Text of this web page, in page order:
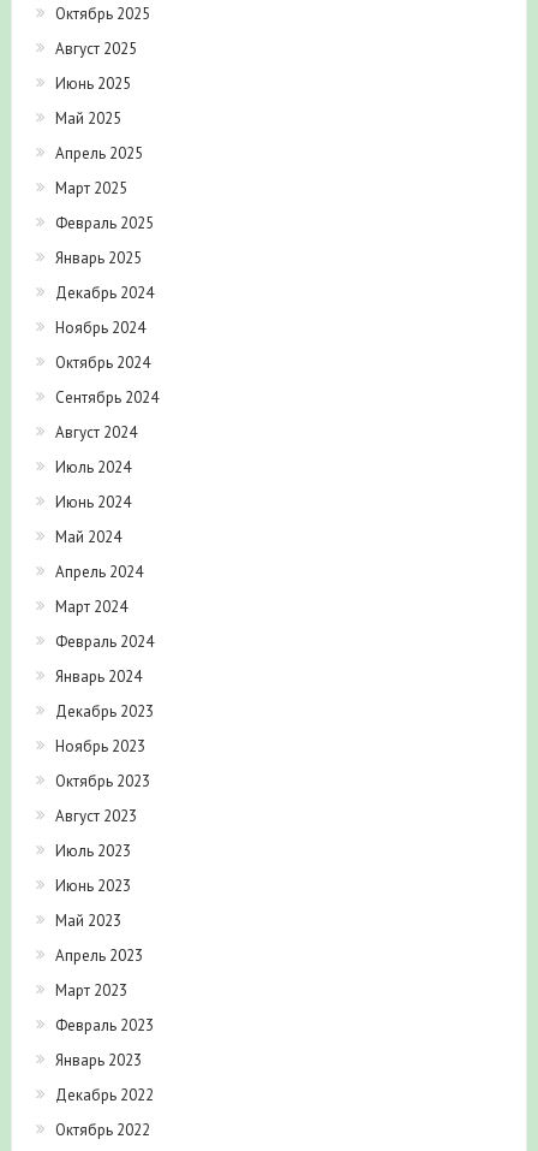
Октябрь 2025
Август 2025
Июнь 2025
Май 2025
Апрель 2025
Март 2025
Февраль 2025
Январь 2025
Декабрь 2024
Ноябрь 2024
Октябрь 2024
Сентябрь 2024
Август 2024
Июль 2024
Июнь 2024
Май 2024
Апрель 2024
Март 2024
Февраль 2024
Январь 2024
Декабрь 2023
Ноябрь 2023
Октябрь 2023
Август 2023
Июль 2023
Июнь 2023
Май 2023
Апрель 2023
Март 2023
Февраль 2023
Январь 2023
Декабрь 2022
Октябрь 2022